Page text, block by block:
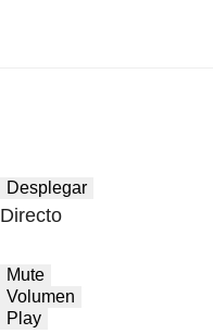
Desplegar
Directo
Mute
Volumen
Play